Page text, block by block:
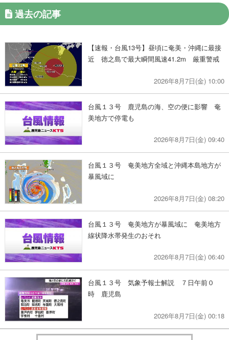
過去の記事
【速報・台風13号】昼頃に奄美・沖縄に最接
近 徳之島で最大瞬間風速41.2m 厳重警戒
2026年8月7日(金) 10:00
台風１３号 鹿児島の海、空の便に影響 奄
美地方で停電も
2026年8月7日(金) 09:40
台風１３号 奄美地方全域と沖縄本島地方が
暴風域に
2026年8月7日(金) 08:20
台風１３号 奄美地方が暴風域に 奄美地方
線状降水帯発生のおそれ
2026年8月7日(金) 06:40
台風１３号 気象予報士解説 ７日午前０
時 鹿児島
2026年8月7日(金) 00:18